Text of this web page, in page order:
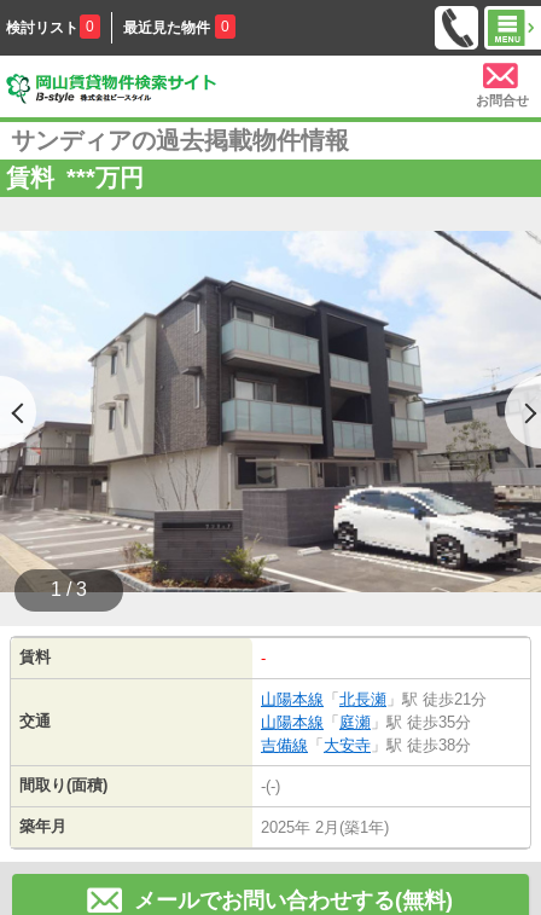
検討リスト 0 最近見た物件 0
お問合せ
サンディアの過去掲載物件情報
賃料 ***万円
1 / 3
賃料 -
交通
山陽本線 「 北長瀬 」駅 徒歩21分
山陽本線 「 庭瀬 」駅 徒歩35分
吉備線 「 大安寺 」駅 徒歩38分
間取り(面積) -(-)
築年月 2025年 2月(築1年)
メールでお問い合わせする(無料)